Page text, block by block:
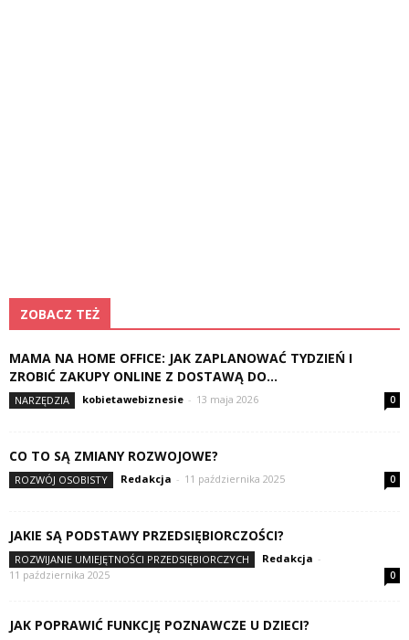
ZOBACZ TEŻ
MAMA NA HOME OFFICE: JAK ZAPLANOWAĆ TYDZIEŃ I
ZROBIĆ ZAKUPY ONLINE Z DOSTAWĄ DO...
NARZĘDZIA kobietawebiznesie - 13 maja 2026 0
CO TO SĄ ZMIANY ROZWOJOWE?
ROZWÓJ OSOBISTY Redakcja - 11 października 2025 0
JAKIE SĄ PODSTAWY PRZEDSIĘBIORCZOŚCI?
ROZWIJANIE UMIEJĘTNOŚCI PRZEDSIĘBIORCZYCH Redakcja -
11 października 2025
0
JAK POPRAWIĆ FUNKCJĘ POZNAWCZE U DZIECI?